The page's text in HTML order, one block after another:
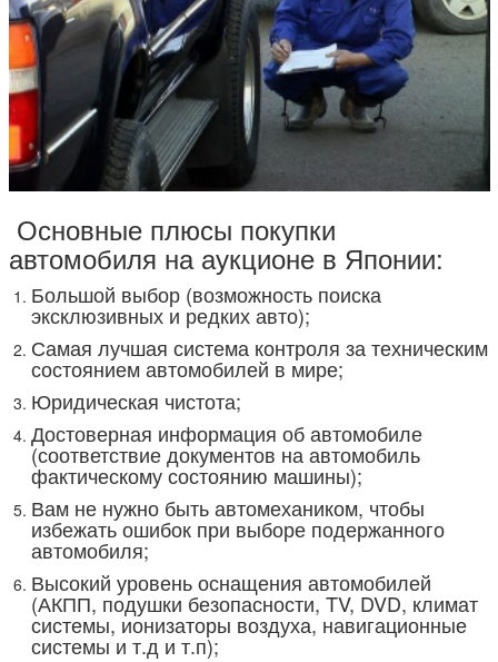
Основные плюсы покупки
автомобиля на аукционе в Японии:
Большой выбор (возможность поиска
эксклюзивных и редких авто);
Самая лучшая система контроля за техническим
состоянием автомобилей в мире;
Юридическая чистота;
Достоверная информация об автомобиле
(соответствие документов на автомобиль
фактическому состоянию машины);
Вам не нужно быть автомехаником, чтобы
избежать ошибок при выборе подержанного
автомобиля;
Высокий уровень оснащения автомобилей
(АКПП, подушки безопасности, TV, DVD, климат
системы, ионизаторы воздуха, навигационные
системы и т.д и т.п);